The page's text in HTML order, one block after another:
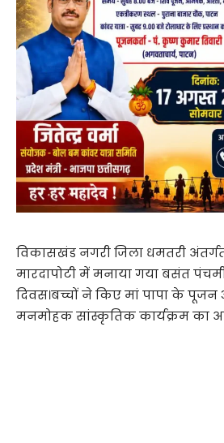
विकासखंड नगरी जिला धमतरी
मारदापोटी में मनाया गया बसंत
दिवस।बच्चों ने किए मां पापा के पूजन
मनमोहक सांस्कृतिक कार्यक्रम का